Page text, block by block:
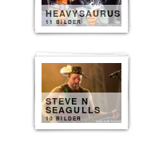
HEAVYSAURUS
11 BILDER
STEVE N
SEAGULLS
10 BILDER